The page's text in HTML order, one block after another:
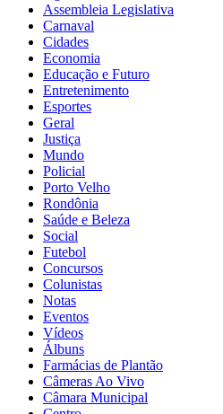
Assembleia Legislativa
Carnaval
Cidades
Economia
Educação e Futuro
Entretenimento
Esportes
Geral
Justiça
Mundo
Policial
Porto Velho
Rondônia
Saúde e Beleza
Social
Futebol
Concursos
Colunistas
Notas
Eventos
Vídeos
Álbuns
Farmácias de Plantão
Câmeras Ao Vivo
Câmara Municipal